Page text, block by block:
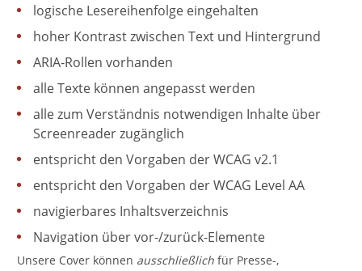
logische Lesereihenfolge eingehalten
hoher Kontrast zwischen Text und Hintergrund
ARIA-Rollen vorhanden
alle Texte können angepasst werden
alle zum Verständnis notwendigen Inhalte über
Screenreader zugänglich
entspricht den Vorgaben der WCAG v2.1
entspricht den Vorgaben der WCAG Level AA
navigierbares Inhaltsverzeichnis
Navigation über vor-/zurück-Elemente
Unsere Cover können ausschließlichfür Presse-,